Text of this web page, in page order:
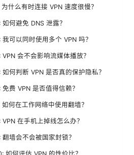
什么有时连接 VPN 速度很慢？
何避免 DNS 泄露？
可以同时使用多个 VPN 吗？
会不会影响流媒体播放？
何判断 VPN 是否真的保护隐私？
费 VPN 是否值得信赖？
何在工作网络中使用翻墙？
在手机上掉线怎么办？
墙会不会被国家封锁？